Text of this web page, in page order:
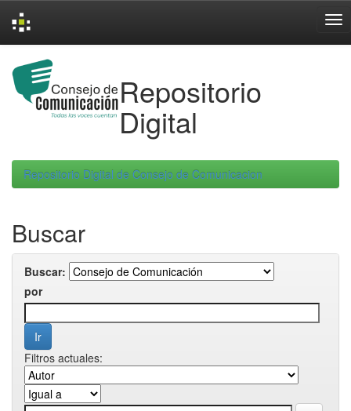
navigation
Repositorio
Digital
Repositorio Digital de Consejo de Comunicacion
Buscar
Buscar:
por
Filtros actuales: